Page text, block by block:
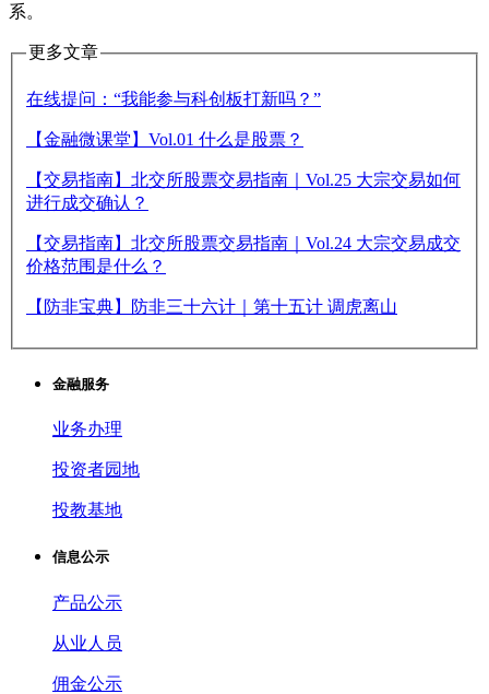
系。
更多文章
在线提问：“我能参与科创板打新吗？”
【金融微课堂】Vol.01 什么是股票？
【交易指南】北交所股票交易指南｜Vol.25 大宗交易如何
进行成交确认？
【交易指南】北交所股票交易指南｜Vol.24 大宗交易成交
价格范围是什么？
【防非宝典】防非三十六计｜第十五计 调虎离山
金融服务
业务办理
投资者园地
投教基地
信息公示
产品公示
从业人员
佣金公示